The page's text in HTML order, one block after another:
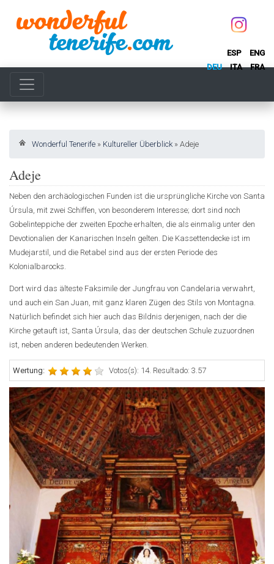
ESP
ENG
DEU
ITA FRA
Wonderful Tenerife » Kultureller Überblick» Adeje
Adeje
Neben den archäologischen Funden ist die ursprüngliche Kirche von Santa
Úrsula, mit zwei Schiffen, von besonderem Interesse; dort sind noch
Gobelinteppiche der zweiten Epoche erhalten, die als einmalig unter den
Devotionalien der Kanarischen Inseln gelten. Die Kassettendecke ist im
Mudejarstil, und die Retabel sind aus der ersten Periode des
Kolonialbarocks.
Dort wird das älteste Faksimile der Jungfrau von Candelaria verwahrt,
und auch ein San Juan, mit ganz klaren Zügen des Stils von Montagna.
Natürlich befindet sich hier auch das Bildnis derjenigen, nach der die
Kirche getauft ist, Santa Úrsula, das der deutschen Schule zuzuordnen
ist, neben anderen bedeutenden Werken.
Wertung: Votos(s): 14. Resultado: 3.57